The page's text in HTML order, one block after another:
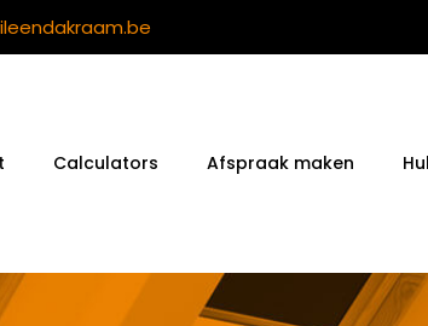
Calculators Afspraak maken